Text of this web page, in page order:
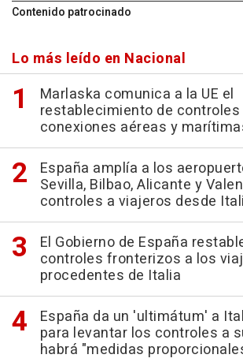
Contenido patrocinado
Lo más leído en Nacional
Marlaska comunica a la UE el
restablecimiento de
conexiones aéreas y
España amplía a los
Sevilla, Bilbao, Alicante y
controles a viajeros desde
El Gobierno de España
controles fronterizos a los
procedentes de Italia
España da un 'ultimátum' a
para levantar los controles a
habrá "medidas